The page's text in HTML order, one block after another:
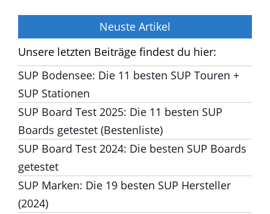
Neuste Artikel
Unsere letzten Beiträge findest du hier:
SUP Bodensee: Die 11 besten SUP Touren +
SUP Stationen
SUP Board Test 2025: Die 11 besten SUP
Boards getestet (Bestenliste)
SUP Board Test 2024: Die besten SUP
Boards getestet
SUP Marken: Die 19 besten SUP Hersteller
(2024)